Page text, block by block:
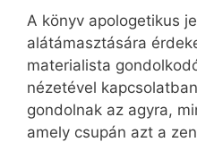
A könyv apologetikus
alátámasztására
materialista
nézetével
gondolnak az agyra,
amely csupán azt a